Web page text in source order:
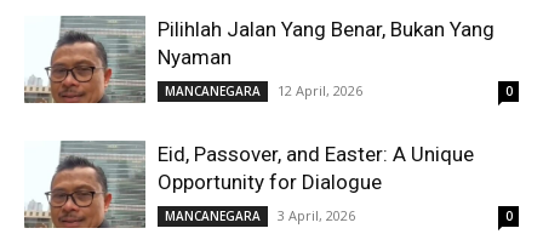
Pilihlah Jalan Yang Benar, Bukan Yang
Nyaman
MANCANEGARA 12 April, 2026 0
Eid, Passover, and Easter: A Unique
Opportunity for Dialogue
MANCANEGARA 3 April, 2026 0